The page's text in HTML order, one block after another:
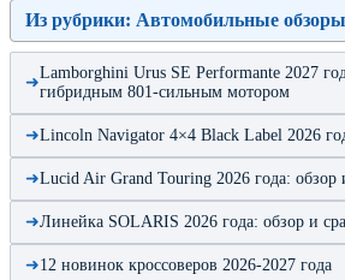
Из рубрики: Автомобильные обзоры
Lamborghini Urus SE Performante 2027
гибридным 801-сильным мотором
Lincoln Navigator 4×4 Black Label 2026
Lucid Air Grand Touring 2026 года: обзор
Линейка SOLARIS 2026 года: обзор и
12 новинок кроссоверов 2026-2027 года